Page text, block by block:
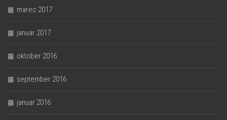
marec 2017
januar 2017
oktober 2016
september 2016
januar 2016